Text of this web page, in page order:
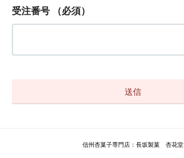
受注番号 （必須）
信州杏菓子専門店：長坂製菓 杏花堂